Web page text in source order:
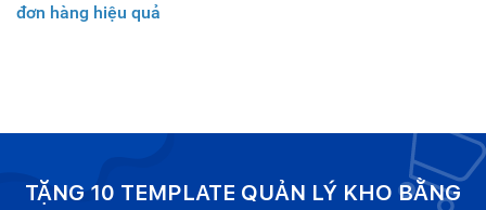
đơn hàng hiệu quả
TẶNG 10 TEMPLATE QUẢN LÝ KHO BẰNG